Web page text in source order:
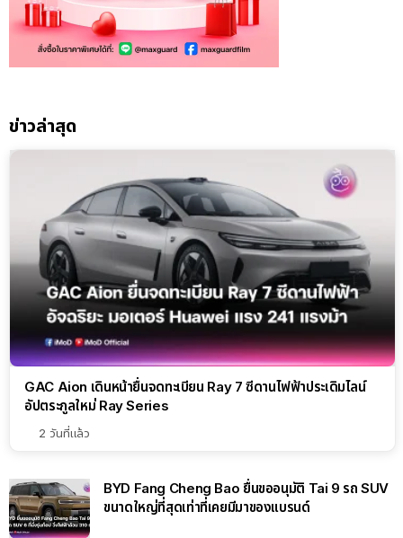
ข่าวล่าสุด
GAC Aion เดินหน้ายื่นจดทะเบียน Ray 7 ซีดานไฟฟ้าประเดิมไลน์
อัปตระกูลใหม่ Ray Series
2 วันที่แล้ว
BYD Fang Cheng Bao ยื่นขออนุมัติ Tai 9 รถ SUV
ขนาดใหญ่ที่สุดเท่าที่เคยมีมาของแบรนด์